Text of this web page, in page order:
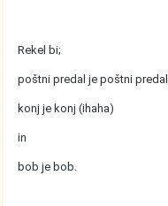
Rekel bi;
poštni predal je poštni predal,
konj je konj (ihaha)
in
bob je bob.